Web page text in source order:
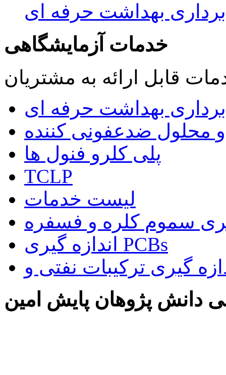
بهداشت حرفه ای
خدمات آزمایشگاهی
قابل ارائه به مشتریان
بهداشت حرفه ای
و محلول ضدعفونی کننده
پلی کلرو فنول ها
TCLP
لیست خدمات
سموم کلره و فسفره
اندازه گیری PCBs
دانش پژوهان پایش امین